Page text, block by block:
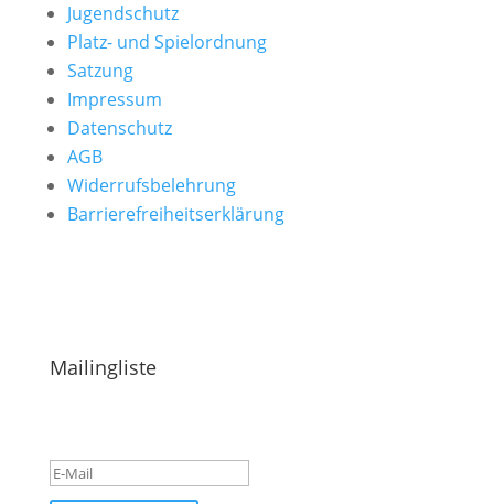
Jugendschutz
Platz- und Spielordnung
Satzung
Impressum
Datenschutz
AGB
Widerrufsbelehrung
Barrierefreiheitserklärung
Mailingliste